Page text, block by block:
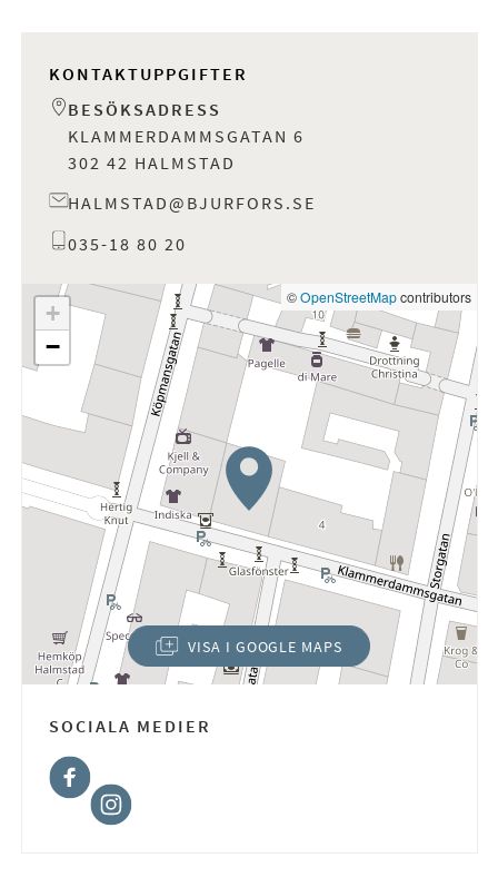
KONTAKTUPPGIFTER
BESÖKSADRESS
KLAMMERDAMMSGATAN 6
302 42 HALMSTAD
HALMSTAD@BJURFORS.SE
035-18 80 20
+
−
©OpenStreetMapcontributors
VISA I GOOGLE MAPS
(ÖPPNAS I NYTT FÖNSTER)
SOCIALA MEDIER
Facebook